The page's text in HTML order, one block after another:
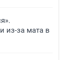
из-за мата в